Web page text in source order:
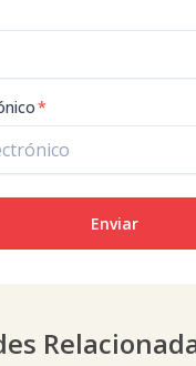
*
Enviar